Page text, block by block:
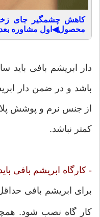
محصول◀اول مشاوره
دار ابریشم بافی
باشد و در ضمن دار
کمتر نباشد.
- کارگاه ابریشم بافی
برای ابریشم بافی
کار گاه نصب شود.